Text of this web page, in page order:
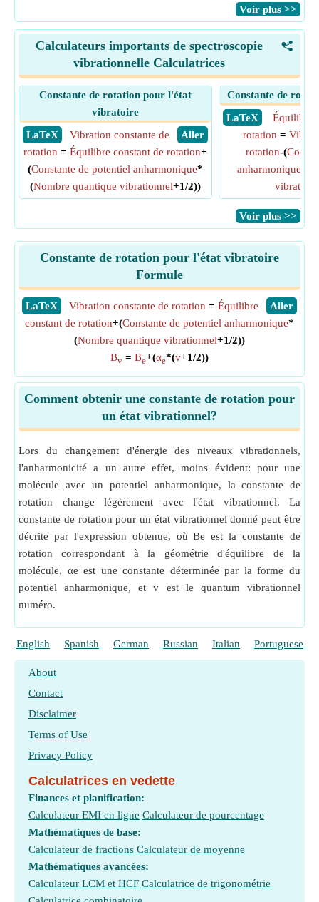
​Voir plus >>
<
Calculateurs importants de spectroscopie
vibrationnelle Calculatrices
Constante de rotation pour l'état
vibratoire
​ LaTeX
​ Aller
Vibration constante de
rotation = Équilibre constant de rotation+
(Constante de potentiel anharmonique*
(Nombre quantique vibrationnel+1/2))
Constante de
​ LaTeX
Équilibre
rotation =
rotation-(
anharmonique
​Voir plus >>
Constante de rotation pour l'état vibratoire
Formule
​LaTeX ​Aller
Vibration constante de rotation = Équilibre
constant de rotation+(Constante de potentiel anharmonique*
(Nombre quantique vibrationnel+1/2))
Bv = Be+(αe*(v+1/2))
Comment obtenir une constante de rotation pour
un état vibrationnel?
Lors du changement d'énergie des niveaux vibrationnels,
l'anharmonicité a un autre effet, moins évident: pour une
molécule avec un potentiel anharmonique, la constante de
rotation change légèrement avec l'état vibrationnel. La
constante de rotation pour un état vibrationnel donné peut être
décrite par l'expression obtenue, où Be est la constante de
rotation correspondant à la géométrie d'équilibre de la
molécule, αe est une constante déterminée par la forme du
potentiel anharmonique, et v est le quantum vibrationnel
numéro.
English Spanish German Russian Italian Portuguese
About
Contact
Disclaimer
Terms of Use
Privacy Policy
Calculatrices en vedette
Finances et planification:
Calculateur EMI en ligne Calculateur de pourcentage
Mathématiques de base:
Calculateur de fractions Calculateur de moyenne
Mathématiques avancées:
Calculateur LCM et HCF Calculatrice de trigonométrie